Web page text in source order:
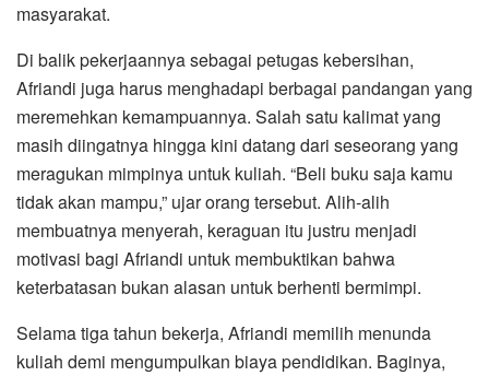
masyarakat.
Di balik pekerjaannya sebagai petugas kebersihan,
Afriandi juga harus menghadapi berbagai pandangan yang
meremehkan kemampuannya. Salah satu kalimat yang
masih diingatnya hingga kini datang dari seseorang yang
meragukan mimpinya untuk kuliah. “Beli buku saja kamu
tidak akan mampu,” ujar orang tersebut. Alih-alih
membuatnya menyerah, keraguan itu justru menjadi
motivasi bagi Afriandi untuk membuktikan bahwa
keterbatasan bukan alasan untuk berhenti bermimpi.
Selama tiga tahun bekerja, Afriandi memilih menunda
kuliah demi mengumpulkan biaya pendidikan. Baginya,